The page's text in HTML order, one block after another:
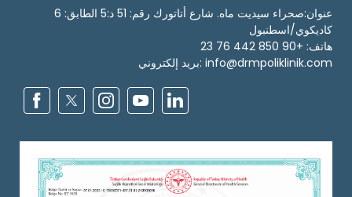
عنوان:صحراء سيديت ماه. شارع أتاتورك رقم: 51 د:5 الطابق: 6
كاديكوي/اسطنبول
هاتف: +90 850 442 23 76
بريد إلكتروني: info@drmpoliklinik.com